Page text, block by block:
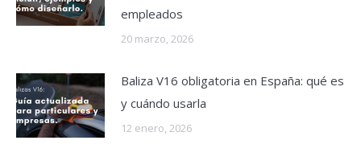
empleados
20 marzo, 2026
Baliza V16 obligatoria en España: qué es
y cuándo usarla
12 enero, 2026